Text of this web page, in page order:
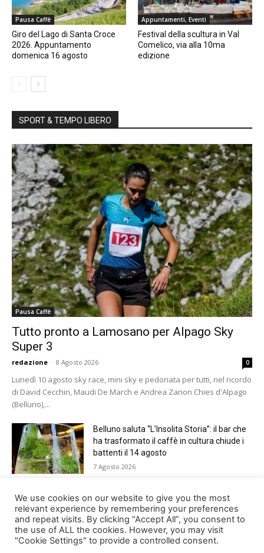
Pausa Caffè
Giro del Lago di Santa Croce
2026. Appuntamento
domenica 16 agosto
Appuntamenti, Eventi
Festival della scultura in Val
Comelico, via alla 10ma
edizione
SPORT & TEMPO LIBERO
Pausa Caffè
Tutto pronto a Lamosano per Alpago Sky
Super 3
redazione - 8 Agosto 2026 0
Lunedì 10 agosto sky race, mini sky e pedonata per tutti, nel ricordo
di David Cecchin, Maudi De March e Andrea Zanon Chies d'Alpago
(Belluno),...
Belluno saluta “L’Insolita Storia”: il bar che
ha trasformato il caffè in cultura chiude i
battenti il 14 agosto
7 Agosto 2026
Giro del Lago di Santa Croce 2026.
Appuntamento domenica 16 agosto
7 Agosto 2026
We use cookies on our website to give you the most
relevant experience by remembering your preferences
and repeat visits. By clicking “Accept All”, you consent to
the use of ALL the cookies. However, you may visit
"Cookie Settings" to provide a controlled consent.